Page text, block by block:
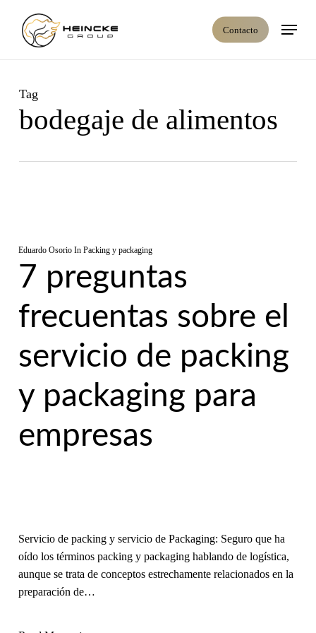
Contacto
Menú
Tag
bodegaje de alimentos
Eduardo Osorio In Packing y packaging
7 preguntas
frecuentas sobre el
servicio de packing
y packaging para
empresas
Servicio de packing y servicio de Packaging: Seguro que ha
oído los términos packing y packaging hablando de logística,
aunque se trata de conceptos estrechamente relacionados en la
preparación de…